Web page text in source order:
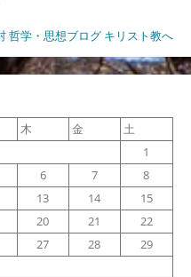
木 金
土
1
6 7
8
13 14
15
20 21
22
27 28
29